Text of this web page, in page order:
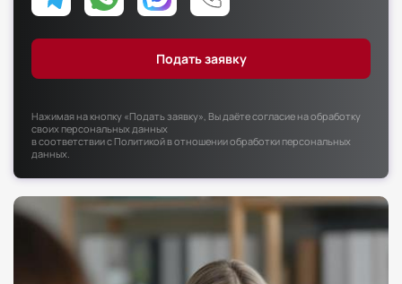
Факультет психологии
Факультет рекламы и связей с общественностью
Факультет социальной работы
Нажимая на кнопку «Подать заявку», Вы даёте согласие на обработку
своих персональных данных
в соответствии сПолитикой в отношении обработки персональных
данных.